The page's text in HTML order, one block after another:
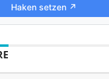
Haken setzen ↗